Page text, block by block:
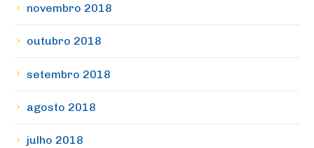
novembro 2018
outubro 2018
setembro 2018
agosto 2018
julho 2018